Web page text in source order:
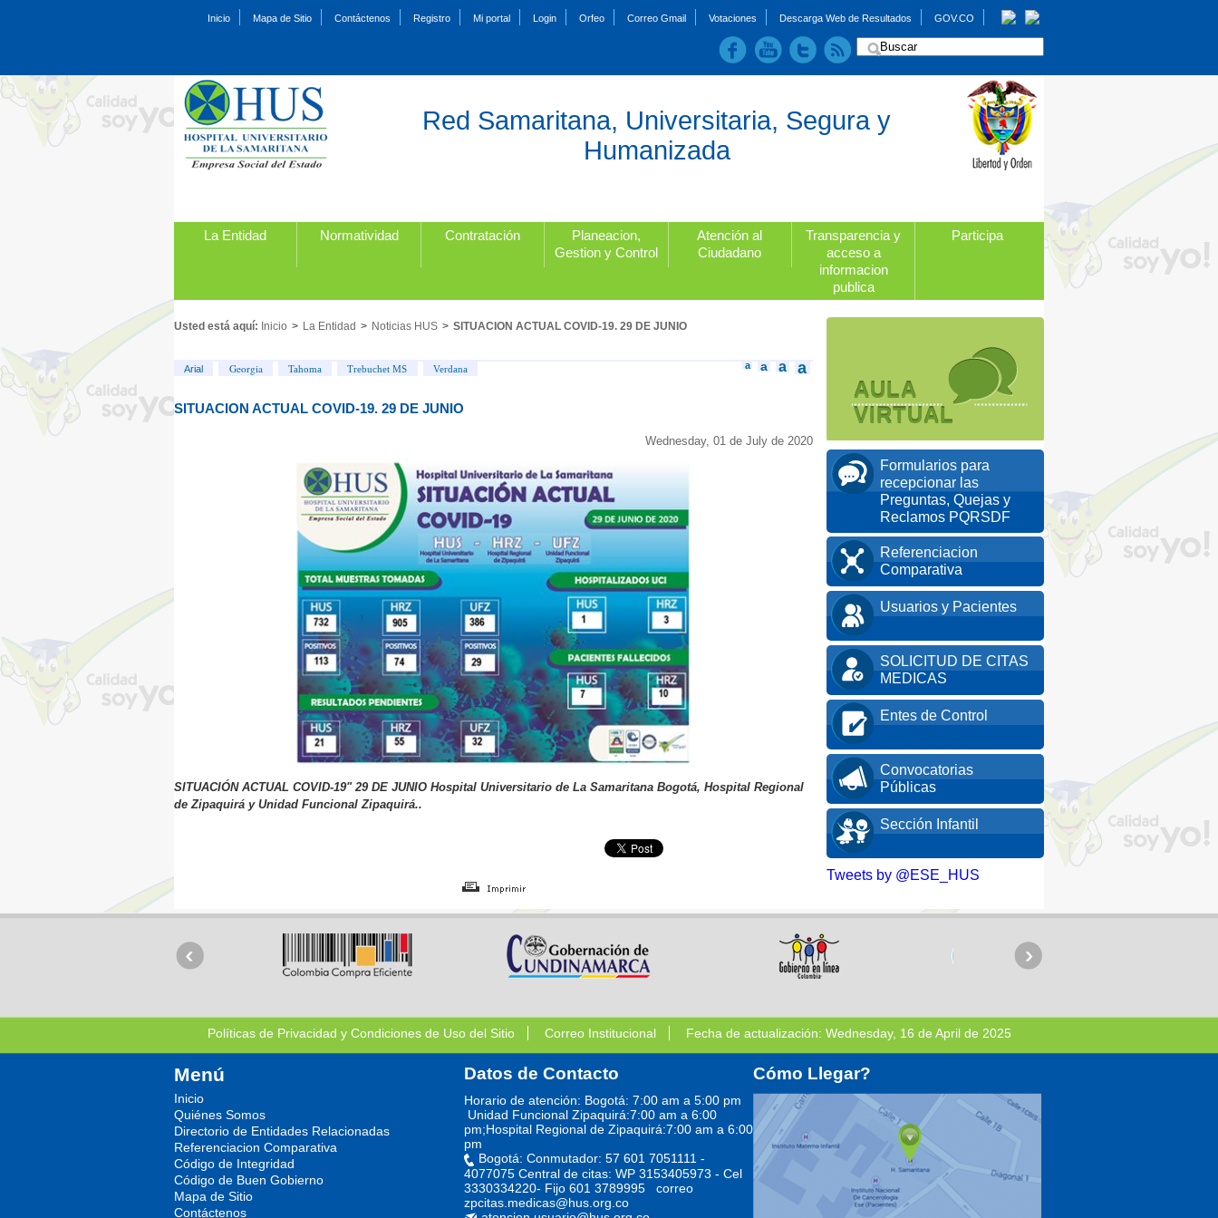
Inicio Mapa de Sitio Contáctenos Registro Mi portal Login Orfeo Correo Gmail Votaciones Descarga Web de Resultados GOV.CO
Red Samaritana, Universitaria, Segura y
Humanizada
La Entidad Normatividad Contratación
Planeacion,
Gestion y Control
Atención al
Ciudadano
Transparencia y
acceso a
informacion
publica
Participa
AULA
VIRTUAL
Formularios para
recepcionar las
Preguntas, Quejas y
Reclamos PQRSDF
Referenciacion
Comparativa
Usuarios y Pacientes
SOLICITUD DE CITAS
MEDICAS
Entes de Control
Convocatorias
Públicas
Sección Infantil
Tweets by @ESE_HUS
Usted está aquí: Inicio > La Entidad > Noticias HUS > SITUACION ACTUAL COVID-19. 29 DE JUNIO
a a a a
Arial Georgia Tahoma Trebuchet MS Verdana
SITUACION ACTUAL COVID-19. 29 DE JUNIO
Wednesday, 01 de July de 2020
SITUACIÓN ACTUAL COVID-19" 29 DE JUNIO Hospital Universitario de La Samaritana Bogotá, Hospital Regional
de Zipaquirá y Unidad Funcional Zipaquirá..
Políticas de Privacidad y Condiciones de Uso del Sitio Correo Institucional Fecha de actualización: Wednesday, 16 de April de 2025
Menú
Inicio
Quiénes Somos
Directorio de Entidades Relacionadas
Referenciacion Comparativa
Código de Integridad
Código de Buen Gobierno
Mapa de Sitio
Contáctenos
Datos de Contacto
Horario de atención: Bogotá: 7:00 am a 5:00 pm
Unidad Funcional Zipaquirá:7:00 am a 6:00
pm;Hospital Regional de Zipaquirá:7:00 am a 6:00
pm
Bogotá: Conmutador: 57 601 7051111 -
4077075 Central de citas: WP 3153405973 - Cel
3330334220- Fijo 601 3789995 correo
zpcitas.medicas@hus.org.co
Cómo Llegar?